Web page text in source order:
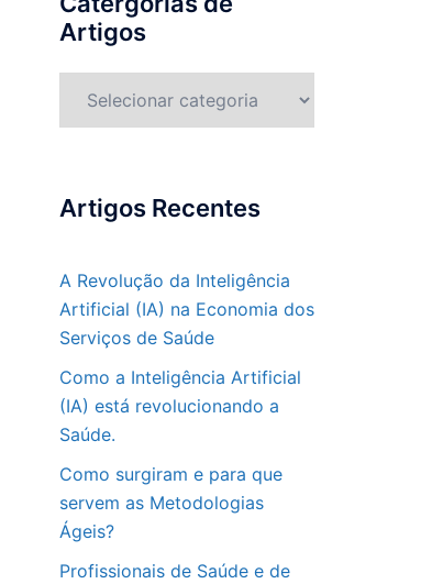
Artigos
Artigos Recentes
A Revolução da Inteligência
Artificial (IA) na Economia dos
Serviços de Saúde
Como a Inteligência Artificial
(IA) está revolucionando a
Saúde.
Como surgiram e para que
servem as Metodologias
Ágeis?
Profissionais de Saúde e de